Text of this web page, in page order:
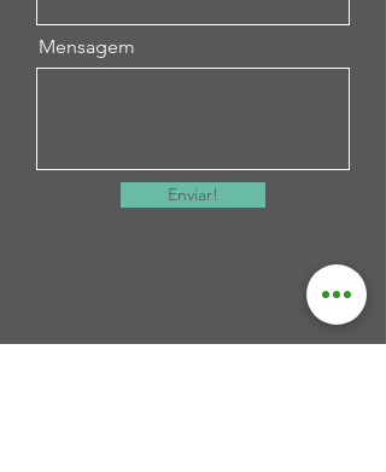
Mensagem
Enviar!
Artesama